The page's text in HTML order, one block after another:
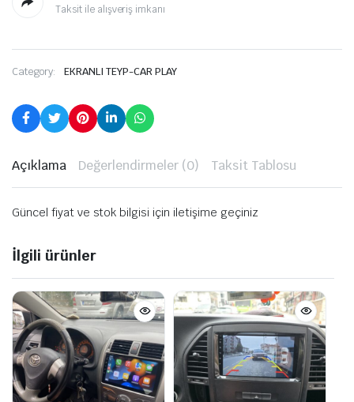
Taksit ile alışveriş imkanı
Category: EKRANLI TEYP-CAR PLAY
Açıklama Değerlendirmeler (0) Taksit Tablosu
Güncel fiyat ve stok bilgisi için iletişime geçiniz
İlgili ürünler